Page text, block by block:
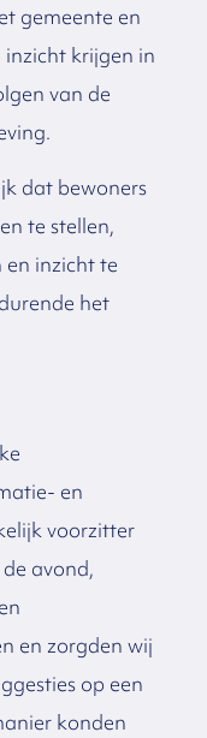
gemeente en
krijgen in
van de
dat bewoners
te stellen,
inzicht te
het
en
voorzitter
avond,
en zorgden wij
op een
konden